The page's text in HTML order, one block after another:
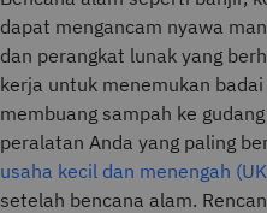
dapat mengancam nyawa
dan perangkat lunak yang
kerja untuk menemukan
membuang sampah ke
peralatan Anda yang paling
usaha kecil dan menengah
setelah bencana alam.